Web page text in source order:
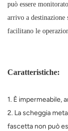
può essere
arrivo a destinazione
facilitano le
Caratteristiche:
1. È impermeabile,
2. La scheggia
fascetta non può